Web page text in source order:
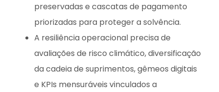
preservadas e cascatas de pagamento
priorizadas para proteger a solvência.
A resiliência operacional precisa de
avaliações de risco climático, diversificação
da cadeia de suprimentos, gêmeos digitais
e KPIs mensuráveis vinculados a